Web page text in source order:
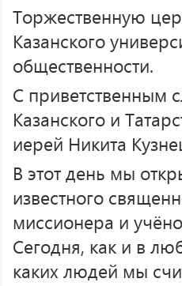
Торжественную
Казанского
общественности.
С приветственным
Казанского и
иерей Никита
В этот день мы
известного
миссионера и
Сегодня, как и в
каких людей мы